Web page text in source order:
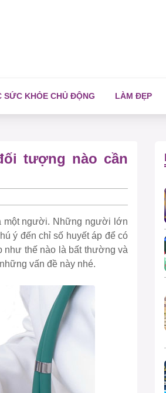
SỨC KHỎE CHỦ ĐỘNG LÀM ĐẸP
tượng nào cần
một người. Những người lớn
ý đến chỉ số huyết áp để có
như thế nào là bất thường và
vấn đề này nhé.